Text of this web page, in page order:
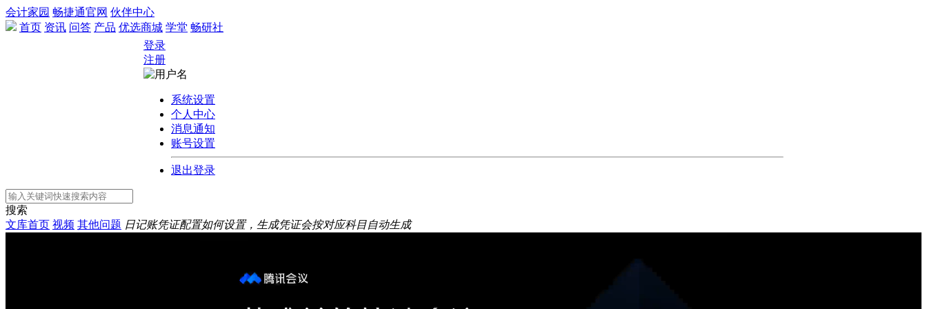
会计家园 畅捷通官网 伙伴中心
首页 资讯 问答 产品 优选商城 学堂 畅研社
登录
注册
系统设置
个人中心
消息通知
账号设置
退出登录
搜索
文库首页 视频 其他问题 日记账凭证配置如何设置，生成凭证会按对应科目自动生成